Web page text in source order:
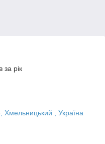
за рік
Хмельницький , Україна